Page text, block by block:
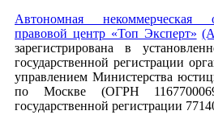
Автономная некоммерческая
правовой центр «Топ Эксперт»
зарегистрирована в
государственной регистрации
управлением Министерства
по Москве (ОГРН
государственной регистрации